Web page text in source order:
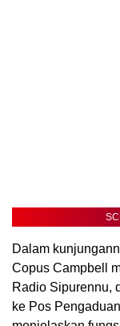
Dalam
Copus Campbell
Radio Sipurennu,
ke Pos